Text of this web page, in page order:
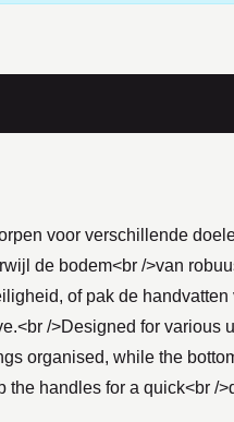
voor verschillende
de bodem<br />van
of pak de
/>Designed for various
organised, while the
handles for a quick<br /